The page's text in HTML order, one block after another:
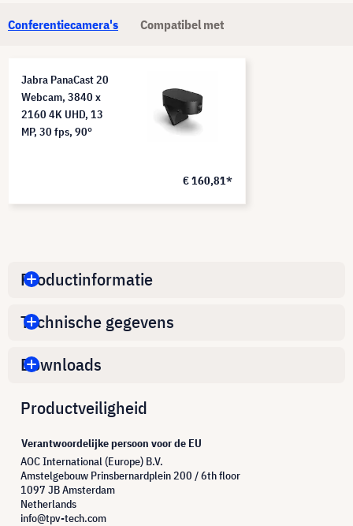
Conferentiecamera's Compatibel met
Jabra PanaCast 20
Webcam, 3840 x
2160 4K UHD, 13
MP, 30 fps, 90°
€ 160,81*
Productinformatie
Technische gegevens
Downloads
Productveiligheid
Verantwoordelijke persoon voor de EU
AOC International (Europe) B.V.
Amstelgebouw Prinsbernardplein 200 / 6th floor
1097 JB Amsterdam
Netherlands
info@tpv-tech.com